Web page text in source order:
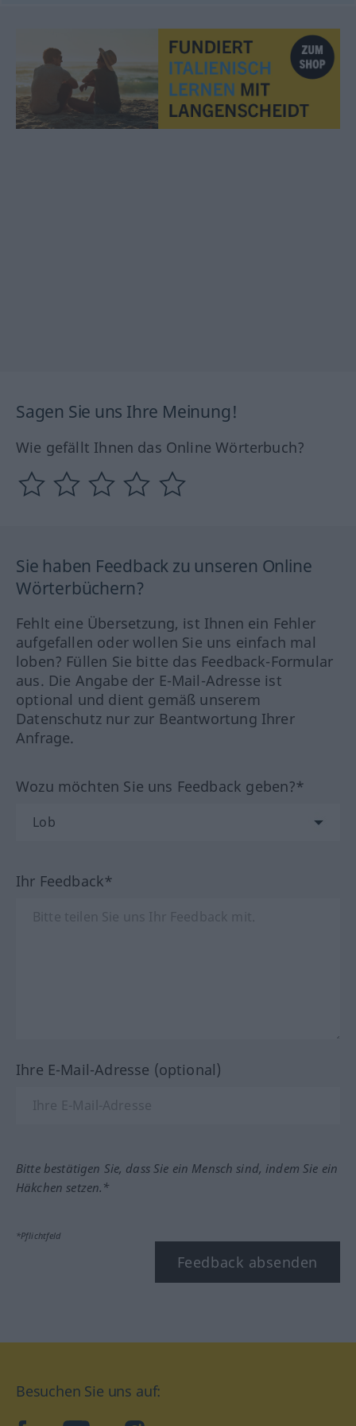
Sagen Sie uns Ihre Meinung!
Wie gefällt Ihnen das Online Wörterbuch?
Sie haben Feedback zu unseren Online
Wörterbüchern?
Fehlt eine Übersetzung, ist Ihnen ein Fehler
aufgefallen oder wollen Sie uns einfach mal
loben? Füllen Sie bitte das Feedback-Formular
aus. Die Angabe der E-Mail-Adresse ist
optional und dient gemäß unserem
Datenschutz nur zur Beantwortung Ihrer
Anfrage.
Wozu möchten Sie uns Feedback geben?*
Ihr Feedback*
Ihre E-Mail-Adresse (optional)
Bitte bestätigen Sie, dass Sie ein Mensch sind, indem Sie ein
Häkchen setzen.*
*Pflichtfeld
Feedback absenden
Besuchen Sie uns auf: